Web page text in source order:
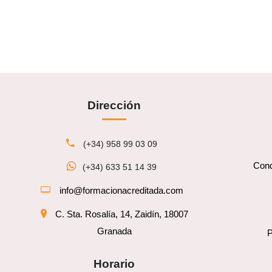
Dirección
(+34) 958 99 03 09
(+34) 633 51 14 39
info@formacionacreditada.com
C. Sta. Rosalía, 14, Zaidín, 18007
Granada
Horario